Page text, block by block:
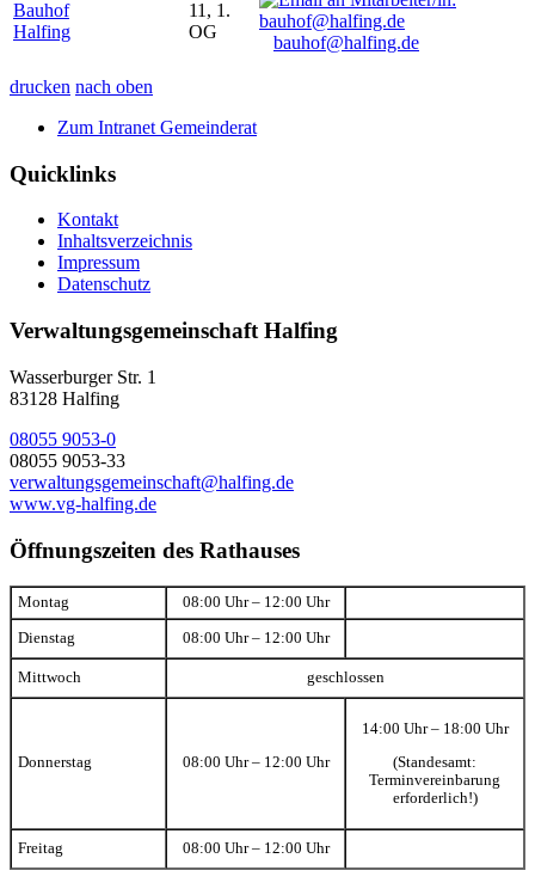
Bauhof
Halfing
11, 1.
OG
bauhof@halfing.de
drucken nach oben
Zum Intranet Gemeinderat
Quicklinks
Kontakt
Inhaltsverzeichnis
Impressum
Datenschutz
Verwaltungsgemeinschaft Halfing
Wasserburger Str. 1
83128 Halfing
08055 9053-0
08055 9053-33
verwaltungsgemeinschaft@halfing.de
www.vg-halfing.de
Öffnungszeiten des Rathauses
Montag 08:00 Uhr – 12:00 Uhr
Dienstag 08:00 Uhr – 12:00 Uhr
Mittwoch geschlossen
Donnerstag 08:00 Uhr – 12:00 Uhr
14:00 Uhr – 18:00 Uhr
(Standesamt:
Terminvereinbarung
erforderlich!)
Freitag 08:00 Uhr – 12:00 Uhr